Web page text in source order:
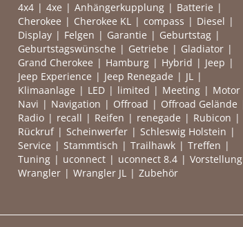
4x4 4xe Anhängerkupplung
Batterie
Cherokee
Cherokee KL compass
Diesel
Display
Felgen Garantie
Geburtstag
Geburtstagswünsche
Getriebe
Gladiator
Grand Cherokee
Hamburg Hybrid
Jeep
Jeep Experience
Jeep Renegade
JL
Klimaanlage
LED limited Meeting
Motor
Navi
Navigation Offroad
Offroad Gelände
Radio
recall Reifen renegade
Rubicon
Rückruf
Scheinwerfer
Schleswig Holstein
Service
Stammtisch Trailhawk
Treffen
Tuning
uconnect uconnect 8.4
Vorstellung
Wrangler
Wrangler JL Zubehör